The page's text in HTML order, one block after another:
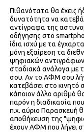
Πιθανότατα θα έχεις
δυνατότητα να
αντίγραφα της
οδήγησης στο
ίδια ισχύ με τα
μόνη εξαίρεση τα
ψηφιακών
σταδιακά ανάλογα με
σου. Αν το ΑΦΜ σου
κατεβάσει στο κινητό
κάποιον άλλο αριθμό
παρόν η διαδικασία
π.χ. αύριο Παρασκευή
αποθήκευση της
έχουν ΑΦΜ που λήγει